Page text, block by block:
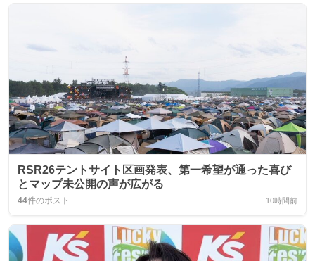
RSR26テントサイト区画発表、第一希望が通った喜び
とマップ未公開の声が広がる
44件のポスト 10時間前